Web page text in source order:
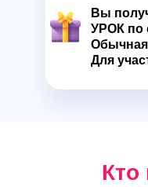
Вы
УРОК по
Для
Кто